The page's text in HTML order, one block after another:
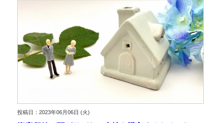
投稿日：2023年06月06日 (火)